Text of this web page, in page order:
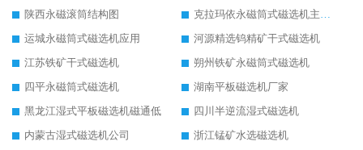
陕西永磁滚筒结构图
克拉玛依永磁筒式磁选机主要技术参数
运城永磁筒式磁选机应用
河源精选钨精矿干式磁选机
江苏铁矿干式磁选机
朔州铁矿永磁筒式磁选机
四平永磁筒式磁选机
湖南平板磁选机厂家
黑龙江湿式平板磁选机磁通低
四川半逆流湿式磁选机
内蒙古湿式磁选机公司
浙江锰矿水选磁选机